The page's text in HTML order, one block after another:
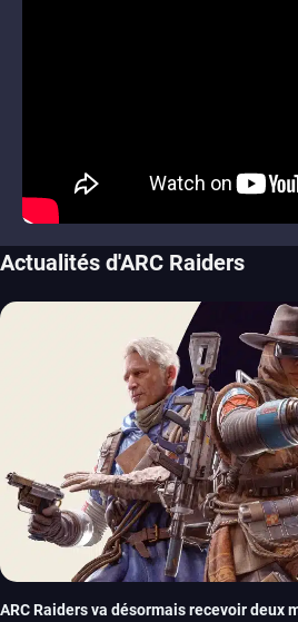
Actualités d'ARC Raiders
ARC Raiders va désormais recevoir deux